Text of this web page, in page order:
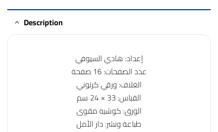
Description
إعداد: هادي السيوفي
عدد الصفحات: 16 صفحة
الغلاف: ورقي كرتوني
القياس: 33 × 24 سم
الورق: كوشيه مقوى
طباعة ونشر: دار الأمل